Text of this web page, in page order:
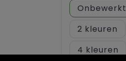
Onbewerkt
2
4